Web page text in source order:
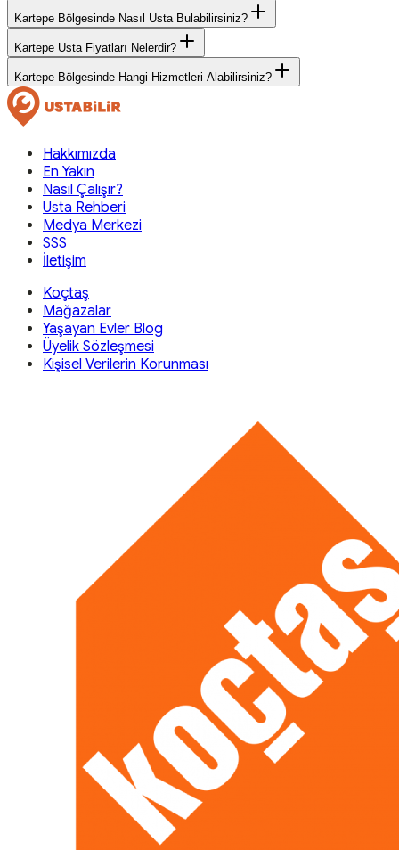
Kartepe Bölgesinde Nasıl Usta Bulabilirsiniz?
Kartepe Usta Fiyatları Nelerdir?
Kartepe Bölgesinde Hangi Hizmetleri Alabilirsiniz?
Hakkımızda
En Yakın
Nasıl Çalışır?
Usta Rehberi
Medya Merkezi
SSS
İletişim
Koçtaş
Mağazalar
Yaşayan Evler Blog
Üyelik Sözleşmesi
Kişisel Verilerin Korunması